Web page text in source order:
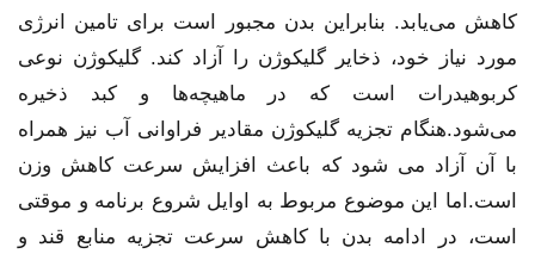
کاهش می‌یابد. بنابراین بدن مجبور است برای تامین انرژی
مورد نیاز خود، ذخایر گلیکوژن را آزاد کند. گلیکوژن نوعی
کربوهیدرات است که در ماهیچه‌ها و کبد ذخیره
می‌شود.هنگام تجزیه گلیکوژن مقادیر فراوانی آب نیز همراه
با آن آزاد می شود که باعث افزایش سرعت کاهش وزن
است.اما این موضوع مربوط به اوایل شروع برنامه و موقتی
است، در ادامه بدن با کاهش سرعت تجزیه منابع قند و